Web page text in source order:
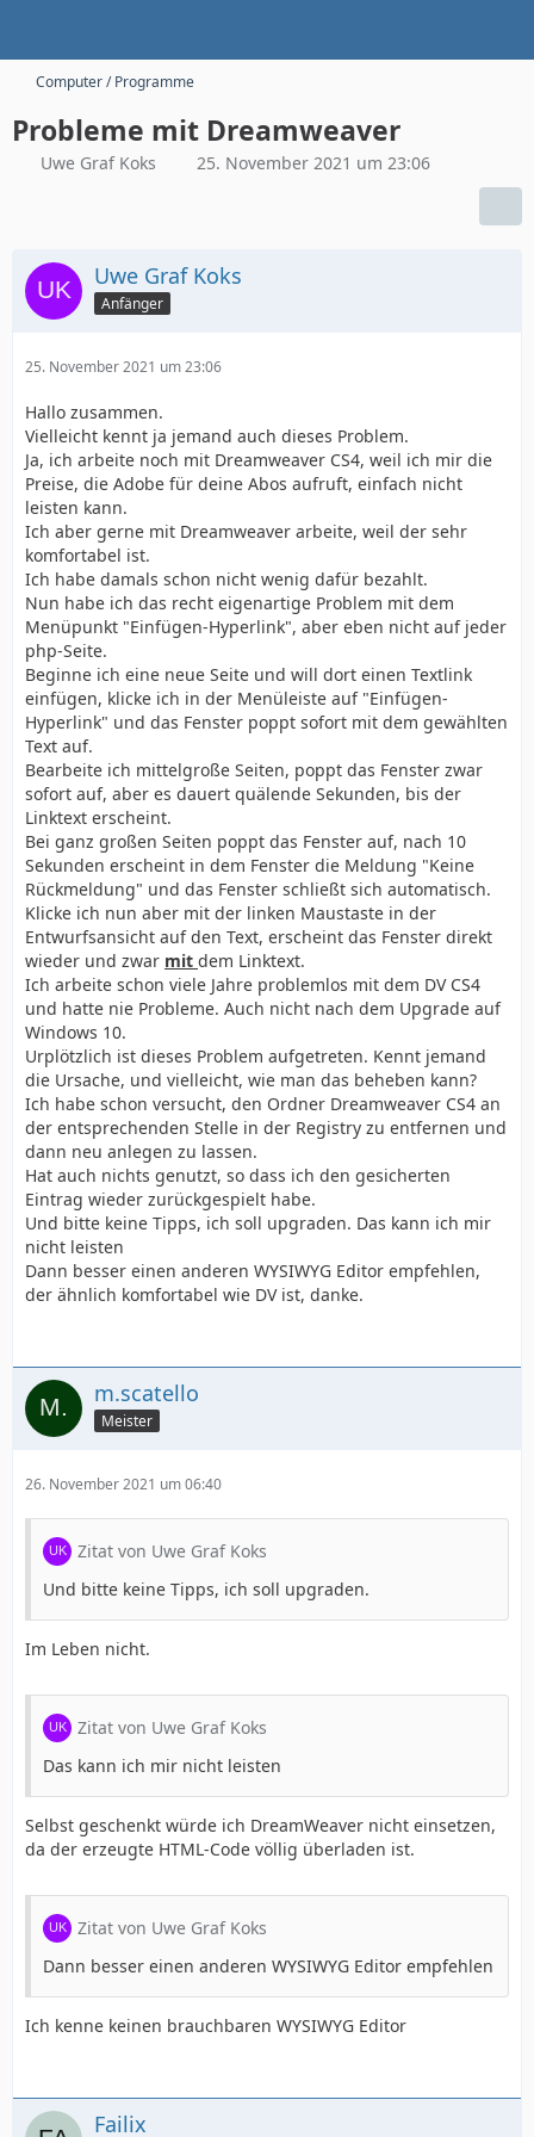
Computer / Programme
Probleme mit Dreamweaver
Uwe Graf Koks 25. November 2021 um 23:06
Uwe Graf Koks
Anfänger
25. November 2021 um 23:06
Hallo zusammen.
Vielleicht kennt ja jemand auch dieses Problem.
Ja, ich arbeite noch mit Dreamweaver CS4, weil ich mir die
Preise, die Adobe für deine Abos aufruft, einfach nicht
leisten kann.
Ich aber gerne mit Dreamweaver arbeite, weil der sehr
komfortabel ist.
Ich habe damals schon nicht wenig dafür bezahlt.
Nun habe ich das recht eigenartige Problem mit dem
Menüpunkt "Einfügen-Hyperlink", aber eben nicht auf jeder
php-Seite.
Beginne ich eine neue Seite und will dort einen Textlink
einfügen, klicke ich in der Menüleiste auf "Einfügen-
Hyperlink" und das Fenster poppt sofort mit dem gewählten
Text auf.
Bearbeite ich mittelgroße Seiten, poppt das Fenster zwar
sofort auf, aber es dauert quälende Sekunden, bis der
Linktext erscheint.
Bei ganz großen Seiten poppt das Fenster auf, nach 10
Sekunden erscheint in dem Fenster die Meldung "Keine
Rückmeldung" und das Fenster schließt sich automatisch.
Klicke ich nun aber mit der linken Maustaste in der
Entwurfsansicht auf den Text, erscheint das Fenster direkt
wieder und zwar mit dem Linktext.
Ich arbeite schon viele Jahre problemlos mit dem DV CS4
und hatte nie Probleme. Auch nicht nach dem Upgrade auf
Windows 10.
Urplötzlich ist dieses Problem aufgetreten. Kennt jemand
die Ursache, und vielleicht, wie man das beheben kann?
Ich habe schon versucht, den Ordner Dreamweaver CS4 an
der entsprechenden Stelle in der Registry zu entfernen und
dann neu anlegen zu lassen.
Hat auch nichts genutzt, so dass ich den gesicherten
Eintrag wieder zurückgespielt habe.
Und bitte keine Tipps, ich soll upgraden. Das kann ich mir
nicht leisten
Dann besser einen anderen WYSIWYG Editor empfehlen,
der ähnlich komfortabel wie DV ist, danke.
m.scatello
Meister
26. November 2021 um 06:40
Zitat von Uwe Graf Koks
Und bitte keine Tipps, ich soll upgraden.
Im Leben nicht.
Zitat von Uwe Graf Koks
Das kann ich mir nicht leisten
Selbst geschenkt würde ich DreamWeaver nicht einsetzen,
da der erzeugte HTML-Code völlig überladen ist.
Zitat von Uwe Graf Koks
Dann besser einen anderen WYSIWYG Editor empfehlen
Ich kenne keinen brauchbaren WYSIWYG Editor
Failix